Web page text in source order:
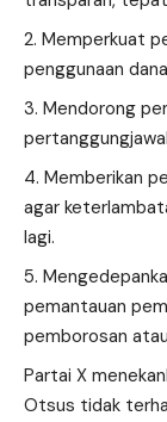
Memperkuat
penggunaan
Mendorong
Memberikan
agar
lagi.
pemantauan
pemborosan
Partai X
Otsus tidak